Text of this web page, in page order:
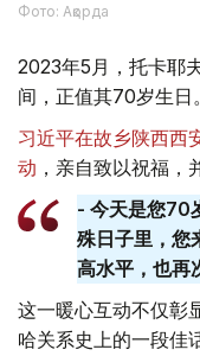
Фото: Ақорда
2023年5月，托卡耶
间，正值其70岁生日。
习近平在故乡陕西西
动 ，亲自致以祝福，
- 今天是您70
殊日子里，您
高水平，也再
这一暖心互动不仅彰
哈关系史上的一段佳